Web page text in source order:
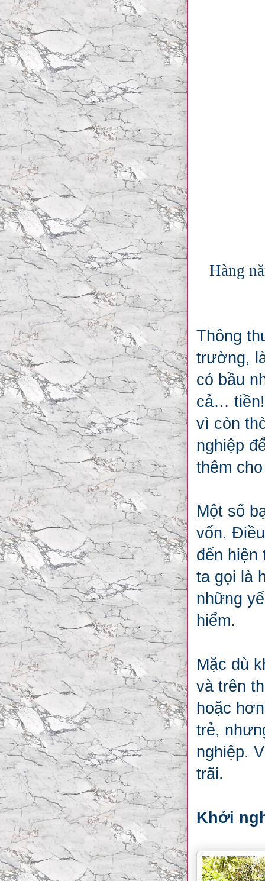
Hàng
Thông
trường,
có bầu
cả… tiền!
vì còn
nghiệp
thêm
Một số
vốn.
đến hiện
ta gọi là
những
hiểm.
Mặc dù
và trên
hoặc
trẻ,
nghiệp.
trãi.
Khởi